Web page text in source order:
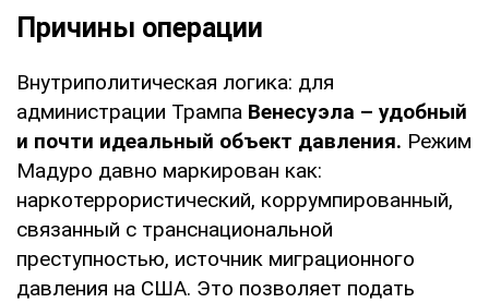
Причины операции
Внутриполитическая логика: для
администрации Трампа Венесуэла – удобный
и почти идеальный объект давления. Режим
Мадуро давно маркирован как:
наркотеррористический, коррумпированный,
связанный с транснациональной
преступностью, источник миграционного
давления на США. Это позволяет подать